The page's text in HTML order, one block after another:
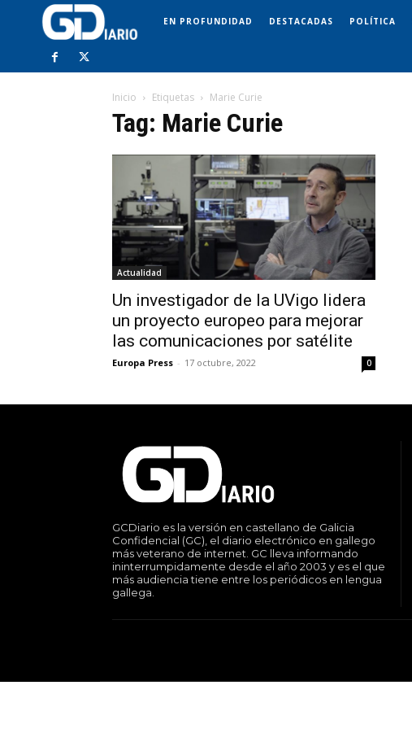
EN PROFUNDIDAD DESTACADAS POLÍTICA
Inicio Etiquetas Marie Curie
Tag: Marie Curie
Actualidad
Un investigador de la UVigo lidera
un proyecto europeo para mejorar
las comunicaciones por satélite
Europa Press - 17 octubre, 2022 0
GCDiario es la versión en castellano de Galicia
Confidencial (GC), el diario electrónico en gallego
más veterano de internet. GC lleva informando
ininterrumpidamente desde el año 2003 y es el que
más audiencia tiene entre los periódicos en lengua
gallega.